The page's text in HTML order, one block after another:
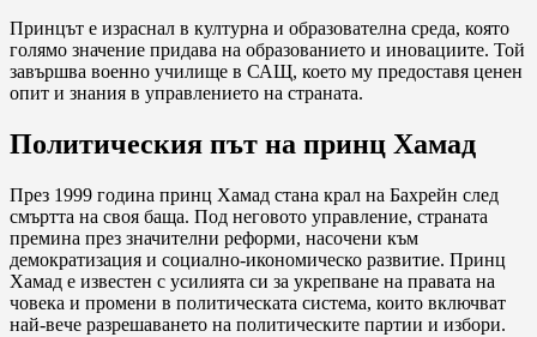
Принцът е израснал в културна и образователна среда, която
голямо значение придава на образованието и иновациите. Той
завършва военно училище в САЩ, което му предоставя ценен
опит и знания в управлението на страната.
Политическия път на принц Хамад
През 1999 година принц Хамад стана крал на Бахрейн след
смъртта на своя баща. Под неговото управление, страната
премина през значителни реформи, насочени към
демократизация и социално-икономическо развитие. Принц
Хамад е известен с усилията си за укрепване на правата на
човека и промени в политическата система, които включват
най-вече разрешаването на политическите партии и избори.